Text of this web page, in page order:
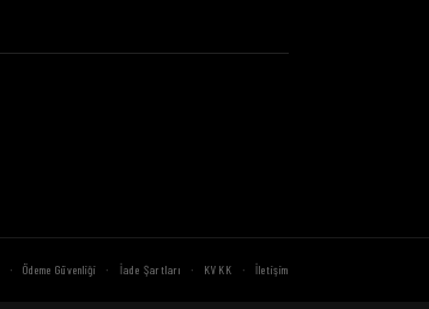
· Ödeme Güvenliği · İade Şartları · KVKK · İletişim